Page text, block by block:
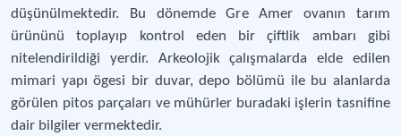
düşünülmektedir. Bu dönemde Gre Amer ovanın tarım
ürününü toplayıp kontrol eden bir çiftlik ambarı gibi
nitelendirildiği yerdir. Arkeolojik çalışmalarda elde edilen
mimari yapı ögesi bir duvar, depo bölümü ile bu alanlarda
görülen pitos parçaları ve mühürler buradaki işlerin tasnifine
dair bilgiler vermektedir.